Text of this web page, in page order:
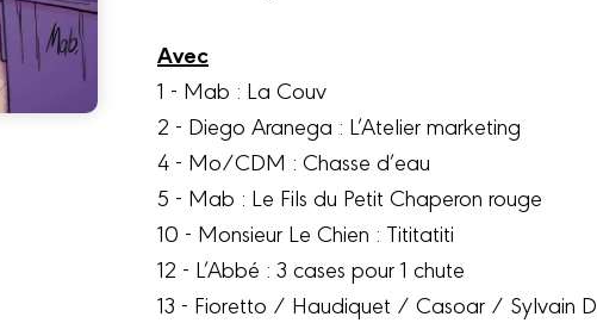
Avec
1 - Mab : La Couv
2 - Diego Aranega : L’Atelier marketing
4 - Mo/CDM : Chasse d’eau
5 - Mab : Le Fils du Petit Chaperon rouge
10 - Monsieur Le Chien : Tititatiti
12 - L’Abbé : 3 cases pour 1 chute
13 - Fioretto / Haudiquet / Casoar / Sylvain